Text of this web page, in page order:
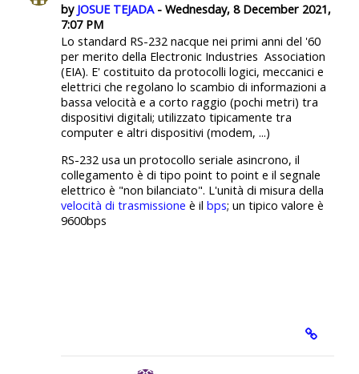
by JOSUE TEJADA- Wednesday, 8 December 2021,
7:07 PM
Lo standard RS-232 nacque nei primi anni del '60
per merito della Electronic Industries Association
(EIA). E' costituito da protocolli logici, meccanici e
elettrici che regolano lo scambio di informazioni a
bassa velocità e a corto raggio (pochi metri) tra
dispositivi digitali; utilizzato tipicamente tra
computer e altri dispositivi (modem, ...)
RS-232 usa un protocollo seriale asincrono, il
collegamento è di tipo point to point e il segnale
elettrico è "non bilanciato". L'unità di misura della
velocità di trasmissione è il bps; un tipico valore è
9600bps